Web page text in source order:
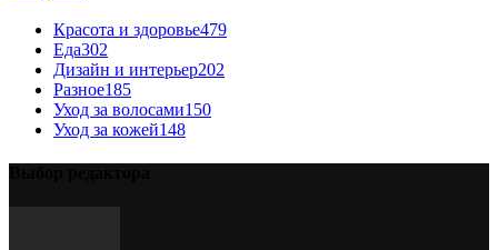
Красота и здоровье479
Еда302
Дизайн и интерьер202
Разное185
Уход за волосами150
Уход за кожей148